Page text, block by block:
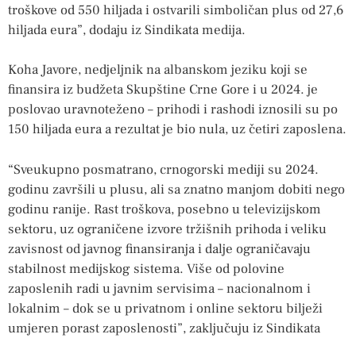
troškove od 550 hiljada i ostvarili simboličan plus od 27,6
hiljada eura”, dodaju iz Sindikata medija.
Koha Javore, nedjeljnik na albanskom jeziku koji se
finansira iz budžeta Skupštine Crne Gore i u 2024. je
poslovao uravnoteženo – prihodi i rashodi iznosili su po
150 hiljada eura a rezultat je bio nula, uz četiri zaposlena.
“Sveukupno posmatrano, crnogorski mediji su 2024.
godinu završili u plusu, ali sa znatno manjom dobiti nego
godinu ranije. Rast troškova, posebno u televizijskom
sektoru, uz ograničene izvore tržišnih prihoda i veliku
zavisnost od javnog finansiranja i dalje ograničavaju
stabilnost medijskog sistema. Više od polovine
zaposlenih radi u javnim servisima – nacionalnom i
lokalnim – dok se u privatnom i online sektoru bilježi
umjeren porast zaposlenosti”, zaključuju iz Sindikata